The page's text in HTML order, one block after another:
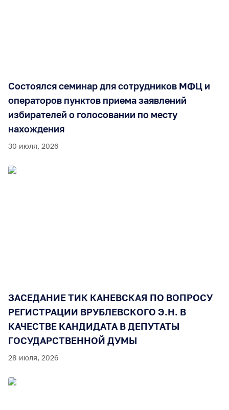
Состоялся семинар для сотрудников МФЦ и
операторов пунктов приема заявлений
избирателей о голосовании по месту
нахождения
30 июля, 2026
ЗАСЕДАНИЕ ТИК КАНЕВСКАЯ ПО ВОПРОСУ
РЕГИСТРАЦИИ ВРУБЛЕВСКОГО Э.Н. В
КАЧЕСТВЕ КАНДИДАТА В ДЕПУТАТЫ
ГОСУДАРСТВЕННОЙ ДУМЫ
28 июля, 2026